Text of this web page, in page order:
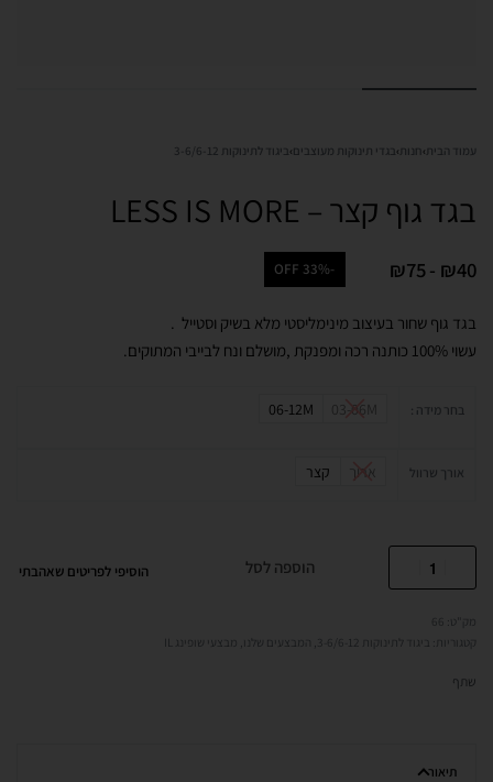
עמוד הבית › חנות ›בגדי תינוקות מעוצבים›ביגוד לתינוקות 3-6/6-12
בגד גוף קצר – LESS IS MORE
₪40
₪75
-33% OFF
בגד גוף שחור בעיצוב מינימליסטי מלא בשיק וסטייל .
עשוי 100% כותנה רכה ומפנקת ,מושלם ונח לבייבי המתוקים.
בחר מידה : 03-06M
06-12M
אורך שרוול ארוך קצר
הוספה לסל הוסיפי לפריטים שאהבתי
קטגוריות: ביגוד לתינוקות 3-6/6-12 , המבצעים שלנו , מבצעי שופינג IL
שתף
תיאור